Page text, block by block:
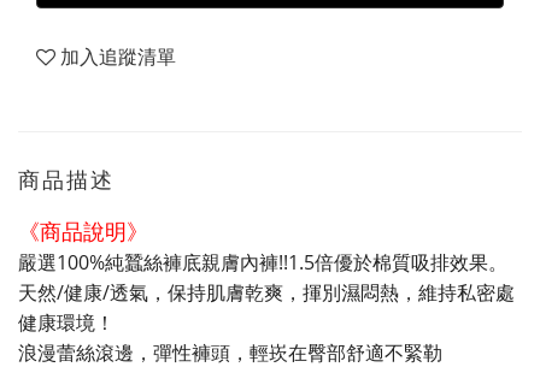
加入追蹤清單
商品描述
《商品說明》
嚴選100%純蠶絲褲底親膚內褲!!1.5倍優於棉質吸排效果。
天然/健康/透氣，保持肌膚乾爽，揮別濕悶熱，維持私密處
健康環境！
浪漫蕾絲滾邊，彈性褲頭，輕崁在臀部舒適不緊勒